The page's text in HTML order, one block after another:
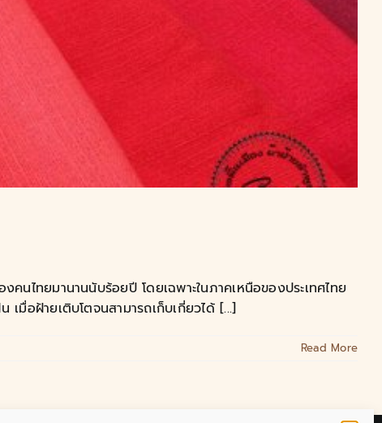
ไทยมานานนับร้อยปี โดยเฉพาะในภาคเหนือของประเทศไทย
อฝ้ายเติบโตจนสามารถเก็บเกี่ยวได้ [...]
Read More